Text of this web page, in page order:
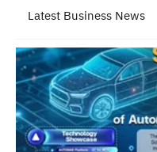
Latest Business News